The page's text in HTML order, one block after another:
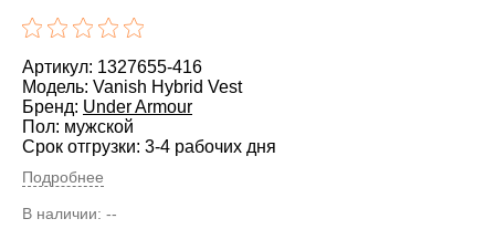
Артикул: 1327655-416
Модель: Vanish Hybrid Vest
Бренд: Under Armour
Пол: мужской
Срок отгрузки: 3-4 рабочих дня
Подробнее
В наличии: --